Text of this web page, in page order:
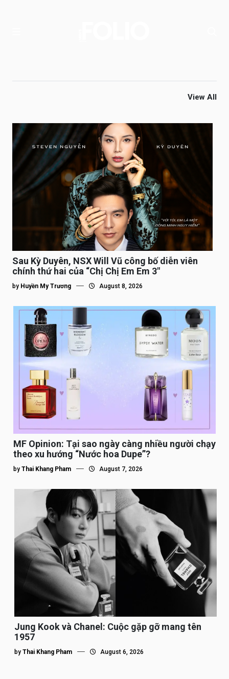
View All
Sau Kỳ Duyên, NSX Will Vũ công bố diễn viên
chính thứ hai của “Chị Chị Em Em 3″
by Huyền My Trương August 8, 2026
MF Opinion: Tại sao ngày càng nhiều người chạy
theo xu hướng “Nước hoa Dupe”?
by Thai Khang Pham August 7, 2026
Jung Kook và Chanel: Cuộc gặp gỡ mang tên
1957
by Thai Khang Pham August 6, 2026